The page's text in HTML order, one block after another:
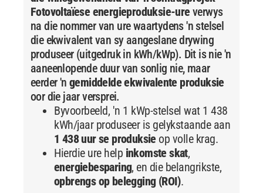
Fotovoltaïese energieproduksie-ure verwys
na die nommer van ure waartydens 'n stelsel
die ekwivalent van sy aangeslane drywing
produseer (uitgedruk in kWh/kWp). Dit is nie 'n
aaneenlopende duur van sonlig nie, maar
eerder 'ngemiddelde ekwivalente produksie
oor die jaar versprei.
Byvoorbeeld, 'n 1 kWp-stelsel wat 1 438
kWh/jaar produseer is gelykstaande aan
1 438 uur se produksie op volle krag.
Hierdie ure help inkomste skat,
energiebesparing, en die belangrikste,
opbrengs op belegging (ROI).